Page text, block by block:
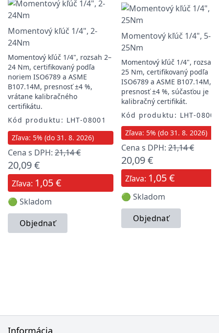
Momentový kľúč 1/4", 2-
24Nm
Momentový kľúč 1/4", rozsah 2–
24 Nm, certifikovaný podľa
noriem ISO6789 a ASME
B107.14M, presnosť ±4 %,
vrátane kalibračného
certifikátu.
Kód produktu: LHT-08001
Zľava: 5% (do 31. 8. 2026)
Cena s DPH: 21,14 €
20,09 €
Zľava: 1,05 €
🟢 Skladom
Objednať
Momentový kľúč 1/4", 5-
25Nm
Momentový kľúč 1/4", rozsah
25 Nm, certifikovaný podľa
ISO6789 a ASME B107.14M,
presnosť ±4 %, súčasťou je
kalibračný certifikát.
Kód produktu: LHT-
Zľava: 5% (do 31. 8. 2026)
Cena s DPH: 21,14 €
20,09 €
Zľava: 1,05 €
🟢 Skladom
Objednať
Informácia